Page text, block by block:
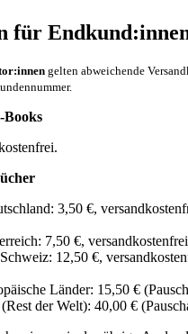
für
gelten abweichende
Books
3,50 €,
7,50 €,
12,50 €,
Länder: 15,50 €
der Welt): 40,00 €